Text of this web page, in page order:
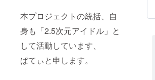
本プロジェクトの統括、自
身も「2.5次元アイドル」と
して活動しています、
ぱてぃと申します。